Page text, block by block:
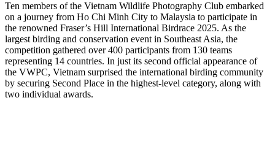
Ten members of the Vietnam Wildlife Photography Club embarked
on a journey from Ho Chi Minh City to Malaysia to participate in
the renowned Fraser’s Hill International Birdrace 2025. As the
largest birding and conservation event in Southeast Asia, the
competition gathered over 400 participants from 130 teams
representing 14 countries. In just its second official appearance of
the VWPC, Vietnam surprised the international birding community
by securing Second Place in the highest-level category, along with
two individual awards.